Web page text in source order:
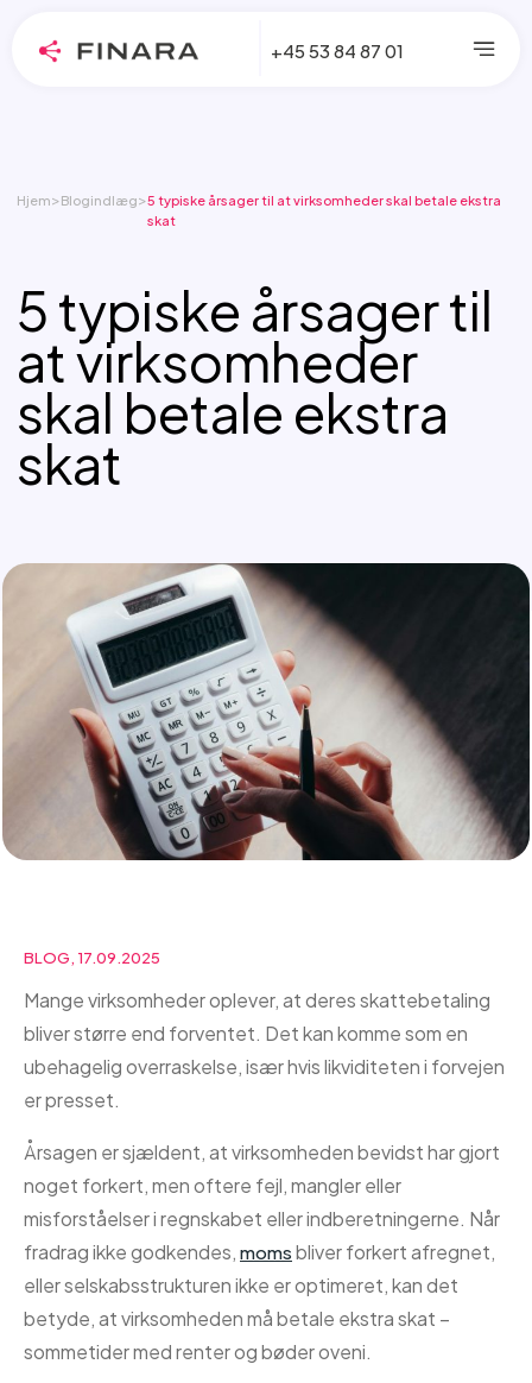
+45 53 84 87 01
Hjem>Blogindlæg>5 typiske årsager til at virksomheder skal betale ekstra
skat
5 typiske årsager til
at virksomheder
skal betale ekstra
skat
BLOG, 17.09.2025
Mange virksomheder oplever, at deres skattebetaling
bliver større end forventet. Det kan komme som en
ubehagelig overraskelse, især hvis likviditeten i forvejen
er presset.
Årsagen er sjældent, at virksomheden bevidst har gjort
noget forkert, men oftere fejl, mangler eller
misforståelser i regnskabet eller indberetningerne. Når
fradrag ikke godkendes, moms bliver forkert afregnet,
eller selskabsstrukturen ikke er optimeret, kan det
betyde, at virksomheden må betale ekstra skat –
sommetider med renter og bøder oveni.